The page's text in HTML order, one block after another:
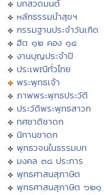
บทสวดมนต์
หลักธรรมนำสุขฯ
กรรมฐานประจำวันเกิด
ฮีต ๑๒ คอง ๑๔
งานบุญประจำปี
ประเพณีทั่วไทย
พระพุทธเจ้า
ภาพพระพุทธประวัติ
ประวัติพระพุทธสาวก
ทศชาติชาดก
นิทานชาดก
พุทธวจนในธรรมบท
มงคล ๓๘ ประการ
พุทธศาสนสุภาษิต
พุทธศาสนสุภาษิต ๖๒๑